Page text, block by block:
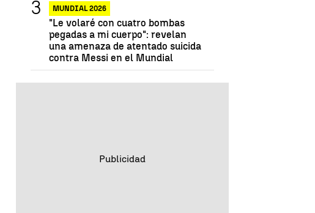
MUNDIAL 2026
"Le volaré con cuatro bombas
pegadas a mi cuerpo": revelan
una amenaza de atentado suicida
contra Messi en el Mundial